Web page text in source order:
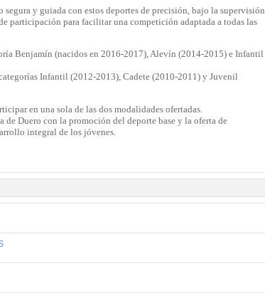
y guiada con estos deportes de precisión, bajo la supervisión
participación para facilitar una competición adaptada a todas las
Benjamín (nacidos en 2016-2017), Alevín (2014-2015) e Infantil
Infantil (2012-2013), Cadete (2010-2011) y Juvenil
en una sola de las dos modalidades ofertadas.
Duero con la promoción del deporte base y la oferta de
integral de los jóvenes.